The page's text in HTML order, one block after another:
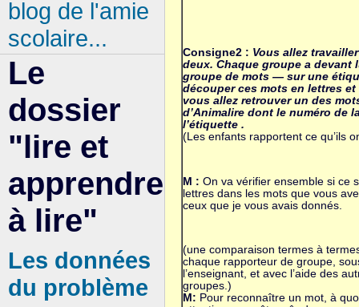
Consigne2 : Vous allez travailler
deux. Chaque groupe a
groupe de mots — sur une
découper ces mots en lettres et
vous allez retrouver un des
d’Animalire dont le numéro de
l’étiquette .
(Les enfants rapportent ce qu’ils
M : On va vérifier ensemble si ce
lettres dans les mots que vous
ceux que je vous avais donnés.
(une comparaison termes à
chaque rapporteur de groupe,
l’enseignant, et avec l’aide des
groupes.)
M: Pour reconnaître un mot, à
blog de l'amie
scolaire...
Le
dossier
"lire et
apprendre
à lire"
Les données
du problème